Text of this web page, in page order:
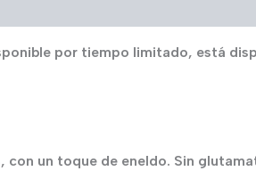
por tiempo limitado, está
un toque de eneldo. Sin